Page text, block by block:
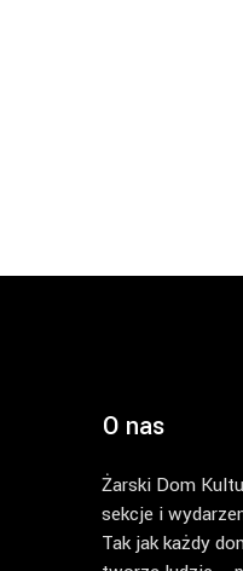
O nas
Żarski Dom
sekcje i
Tak jak każdy